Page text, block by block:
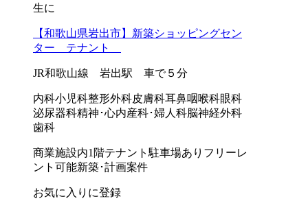
生に
【和歌山県岩出市】新築ショッピングセン
ター テナント
JR和歌山線 岩出駅 車で５分
内科小児科整形外科皮膚科耳鼻咽喉科眼科
泌尿器科精神･心内産科･婦人科脳神経外科
歯科
商業施設内1階テナント 駐車場あり フリーレ
ント可能新築･計画案件
お気に入りに登録